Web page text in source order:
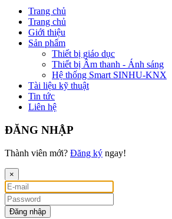
Trang chủ
Trang chủ
Giới thiệu
Sản phẩm
Thiết bị giáo dục
Thiết bị Âm thanh - Ánh sáng
Hệ thống Smart SINHU-KNX
Tài liệu kỹ thuật
Tin tức
Liên hệ
ĐĂNG NHẬP
Thành viên mới? Đăng ký ngay!
×
Đăng nhập